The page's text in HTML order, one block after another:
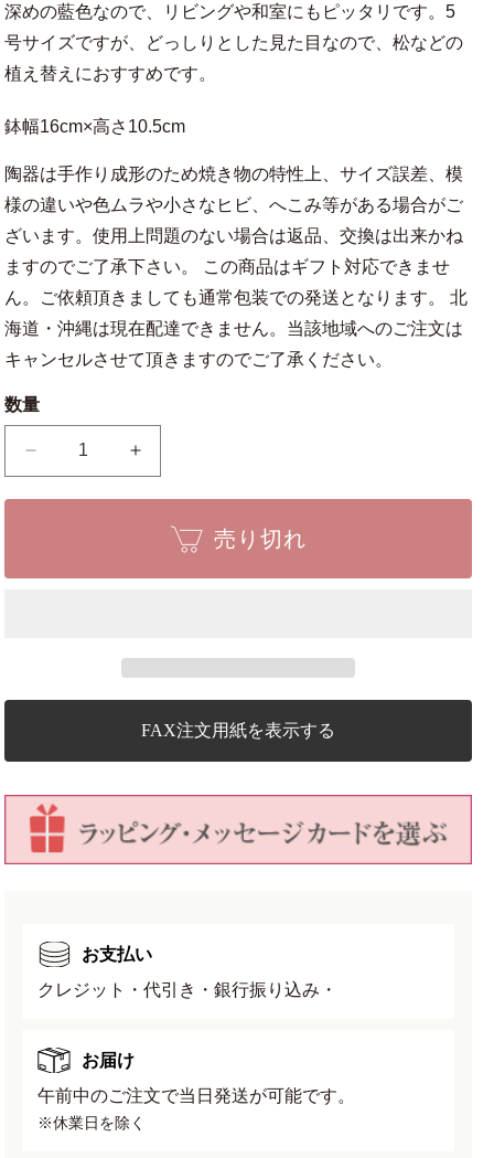
格
深めの藍色なので、リビングや和室にもピッタリです。5
号サイズですが、どっしりとした見た目なので、松などの
植え替えにおすすめです。
鉢幅16cm×高さ10.5cm
陶器は手作り成形のため焼き物の特性上、サイズ誤差、模
様の違いや色ムラや小さなヒビ、へこみ等がある場合がご
ざいます。使用上問題のない場合は返品、交換は出来かね
ますのでご了承下さい。 この商品はギフト対応できませ
ん。ご依頼頂きましても通常包装での発送となります。 北
海道・沖縄は現在配達できません。当該地域へのご注文は
キャンセルさせて頂きますのでご了承ください。
数量
深
5
号
の
減
ら
【山
色
深
久
5
号
増
や
売り切れ
FAX注文用紙を表示する
お支払い
クレジット・代引き・銀行振り込み・
お届け
午前中のご注文で当日発送が可能です。
※休業日を除く